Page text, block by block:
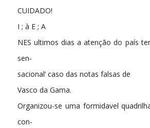
CUIDADO!
I ; à E ; A
NES ultimos dias a atenção do país
sen-
sacional’ caso das notas falsas de
Vasco da Gama.
Organizou-se uma formidavel
con-